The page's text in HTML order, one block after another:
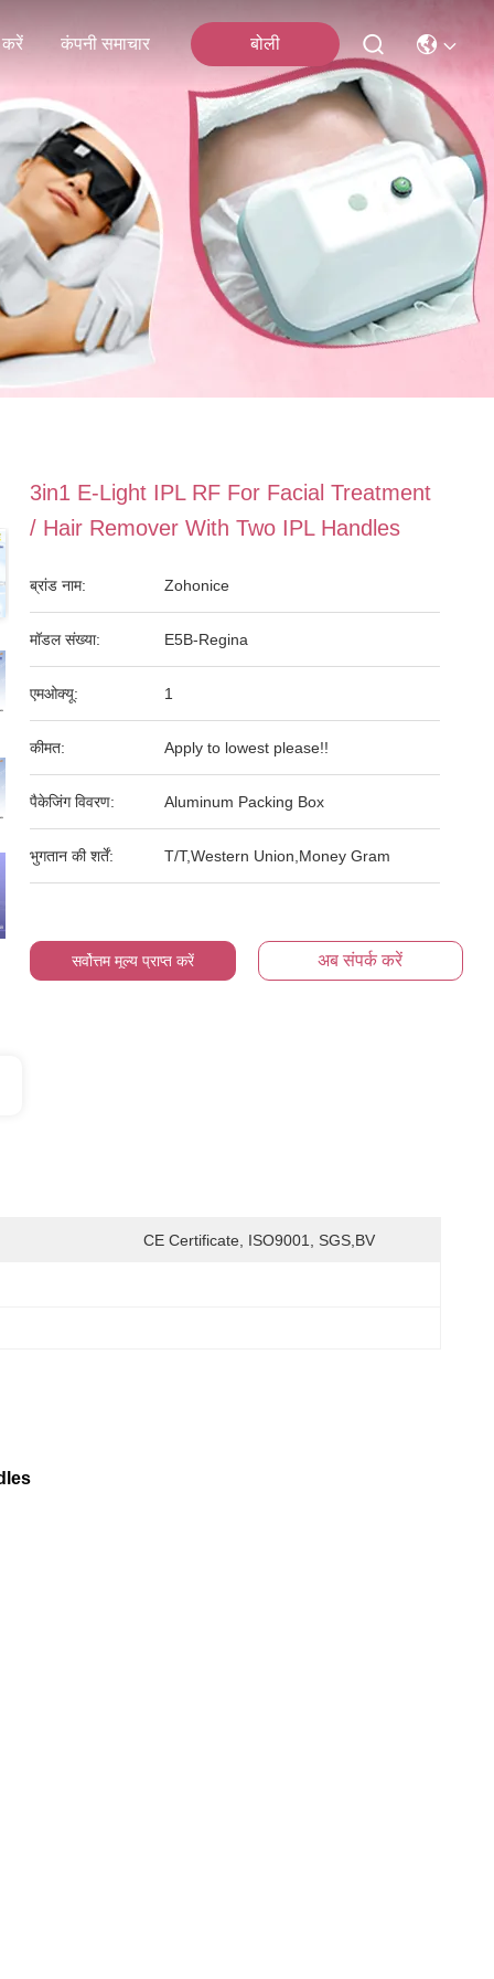
करें कंपनी समाचार बोली
3in1 E-Light IPL RF For Facial Treatment
/ Hair Remover With Two IPL Handles
ब्रांड नाम: Zohonice
मॉडल संख्या: E5B-Regina
एमओक्यू: 1
कीमत: Apply to lowest please!!
पैकेजिंग विवरण: Aluminum Packing Box
भुगतान की शर्तें: T/T,Western Union,Money Gram
सर्वोत्तम मूल्य प्राप्त करें अब संपर्क करें
CE Certificate, ISO9001, SGS,BV